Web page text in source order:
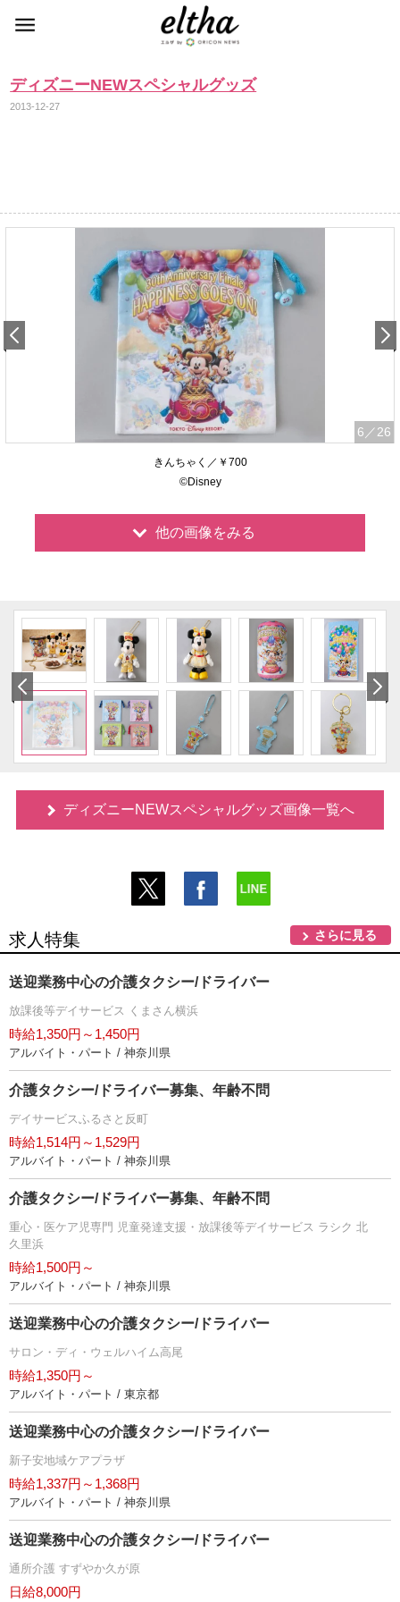
ディズニーNEWスペシャルグッズ
2013-12-27
6 ／26
きんちゃく／￥700
©Disney
他の画像をみる
ディズニーNEWスペシャルグッズ画像一覧へ
求人特集 さらに見る
送迎業務中心の介護タクシー/ドライバー
放課後等デイサービス くまさん横浜
時給1,350円～1,450円
アルバイト・パート / 神奈川県
介護タクシー/ドライバー募集、年齢不問
デイサービスふるさと反町
時給1,514円～1,529円
アルバイト・パート / 神奈川県
介護タクシー/ドライバー募集、年齢不問
重心・医ケア児専門 児童発達支援・放課後等デイサービス ラシク 北
久里浜
時給1,500円～
アルバイト・パート / 神奈川県
送迎業務中心の介護タクシー/ドライバー
サロン・ディ・ウェルハイム高尾
時給1,350円～
アルバイト・パート / 東京都
送迎業務中心の介護タクシー/ドライバー
新子安地域ケアプラザ
時給1,337円～1,368円
アルバイト・パート / 神奈川県
送迎業務中心の介護タクシー/ドライバー
通所介護 すずやか久が原
日給8,000円